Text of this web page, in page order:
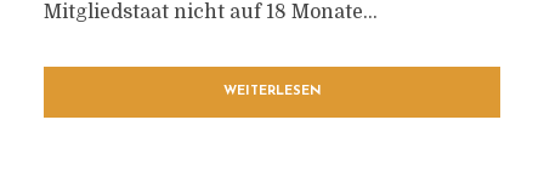
Mitgliedstaat nicht auf 18 Monate...
WEITERLESEN